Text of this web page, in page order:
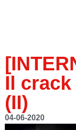
Il crack
(II)
04-06-2020